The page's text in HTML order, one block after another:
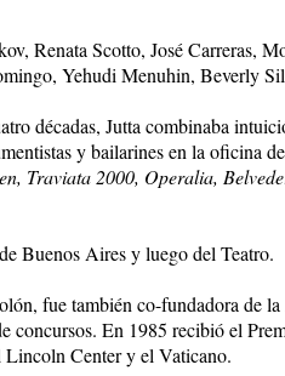
Renata Scotto, José Carreras,
Yehudi Menuhin, Beverly
décadas, Jutta combinaba
y bailarines en la oficina
Traviata 2000, Operalia,
Buenos Aires y luego del Teatro.
fue también co-fundadora de
En 1985 recibió el
Lincoln Center y el Vaticano.